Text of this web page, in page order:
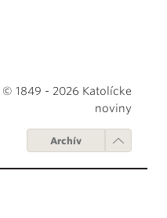
1849 - 2026 Katolícke
noviny
Archív